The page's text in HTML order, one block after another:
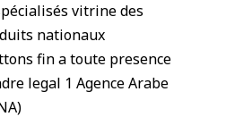
vitrine des
nationaux